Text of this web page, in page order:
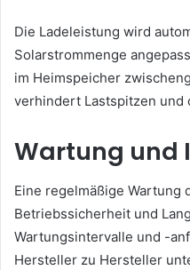
Die Ladeleistung wird
Solarstrommenge
im Heimspeicher
verhindert Lastspitzen und
Wartung und
Eine regelmäßige Wartung
Betriebssicherheit und
Wartungsintervalle und -
Hersteller zu Hersteller